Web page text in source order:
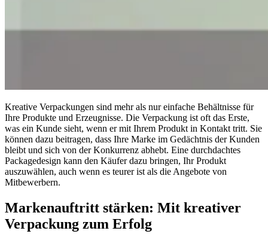
Kreative Verpackungen sind mehr als nur einfache Behältnisse für
Ihre Produkte und Erzeugnisse. Die Verpackung ist oft das Erste,
was ein Kunde sieht, wenn er mit Ihrem Produkt in Kontakt tritt. Sie
können dazu beitragen, dass Ihre Marke im Gedächtnis der Kunden
bleibt und sich von der Konkurrenz abhebt. Eine durchdachtes
Packagedesign kann den Käufer dazu bringen, Ihr Produkt
auszuwählen, auch wenn es teurer ist als die Angebote von
Mitbewerbern.
Markenauftritt stärken: Mit kreativer
Verpackung zum Erfolg